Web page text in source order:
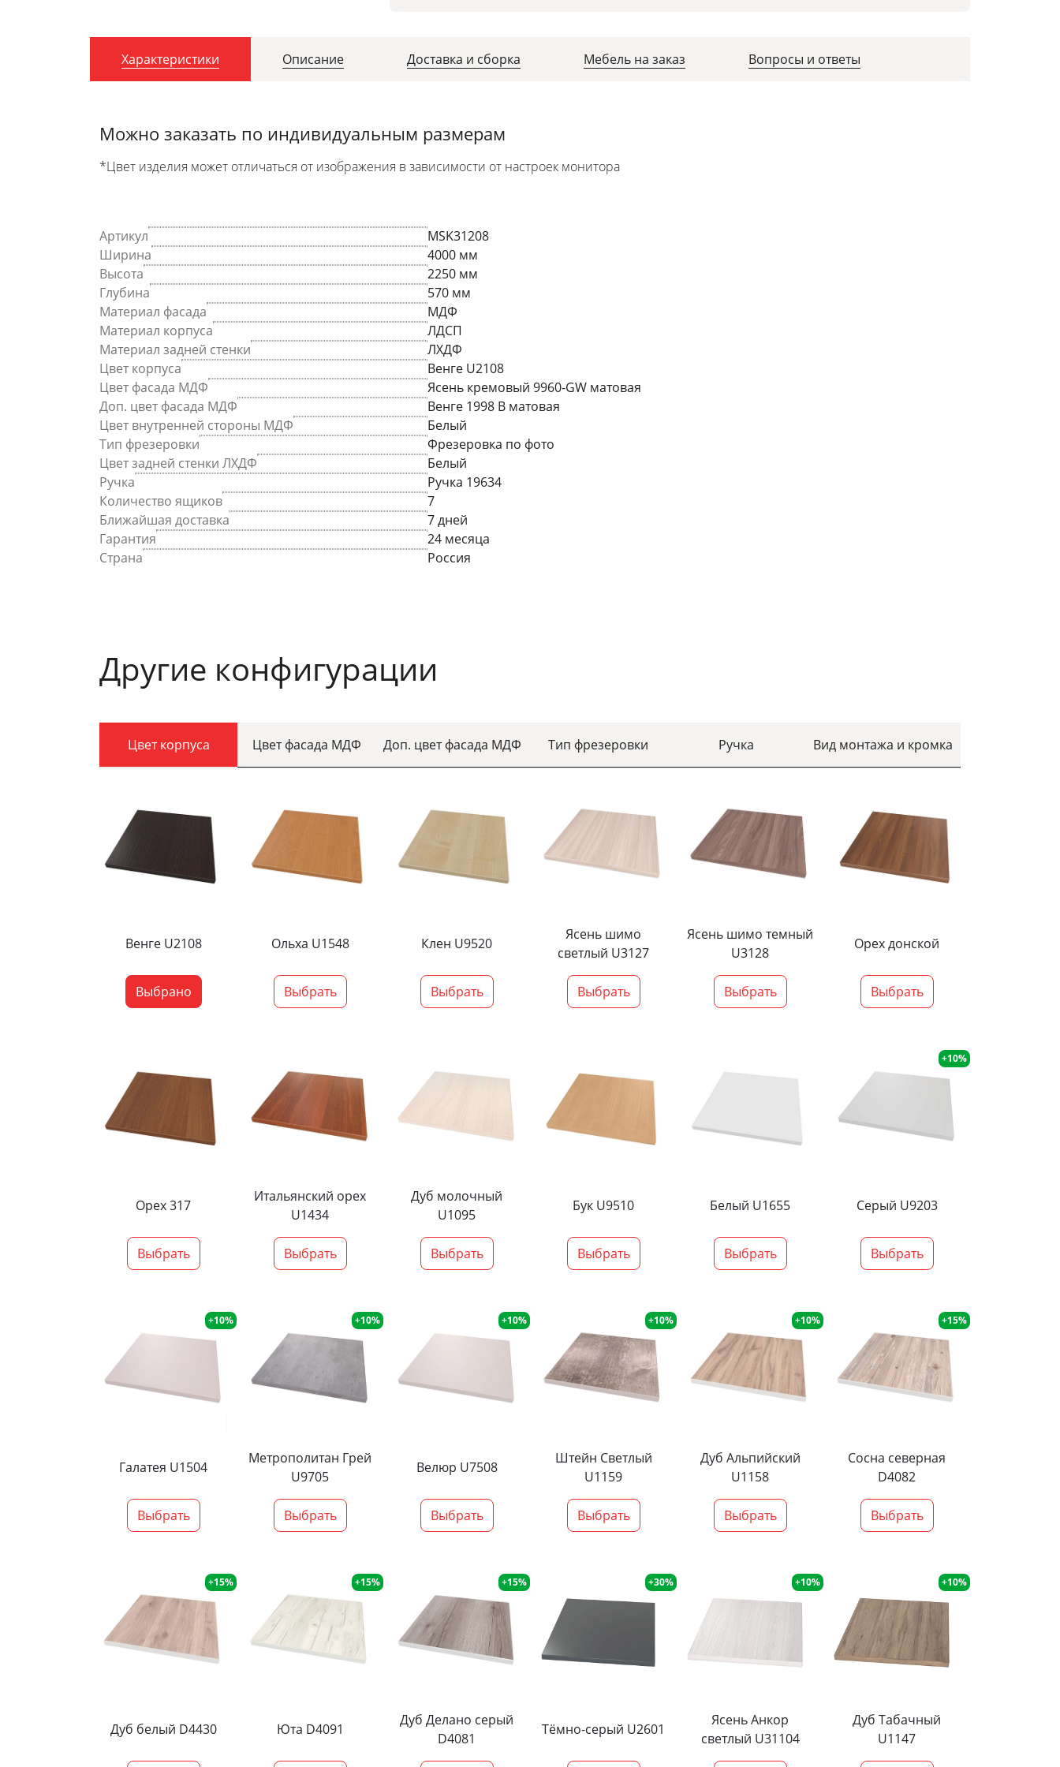
Характеристики Описание Доставка и сборка Мебель на заказ Вопросы и ответы
Можно заказать по индивидуальным размерам
*Цвет изделия может отличаться от изображения в зависимости от настроек монитора
Артикул
MSK31208
Ширина
4000 мм
Высота
2250 мм
Глубина
570 мм
Материал фасада
МДФ
Материал корпуса
ЛДСП
Материал задней стенки
ЛХДФ
Цвет корпуса
Венге U2108
Цвет фасада МДФ
Ясень кремовый 9960-GW матовая
Доп. цвет фасада МДФ
Венге 1998 B матовая
Цвет внутренней стороны МДФ
Белый
Тип фрезеровки
Фрезеровка по фото
Цвет задней стенки ЛХДФ
Белый
Ручка
Ручка 19634
Количество ящиков
7
Ближайшая доставка
7 дней
Гарантия
24 месяца
Страна
Россия
Другие конфигурации
Цвет корпуса Цвет фасада МДФ Доп. цвет фасада МДФ Тип фрезеровки Ручка Вид монтажа и кромка
Венге U2108
Выбрано
Ольха U1548
Выбрать
Клен U9520
Выбрать
Ясень шимо
светлый U3127
Выбрать
Ясень шимо темный
U3128
Выбрать
Орех донской
Выбрать
Орех 317
Выбрать
Итальянский орех
U1434
Выбрать
Дуб молочный
U1095
Выбрать
Бук U9510
Выбрать
Белый U1655
Выбрать
+10%
Серый U9203
Выбрать
+10%
Галатея U1504
Выбрать
+10%
Метрополитан Грей
U9705
Выбрать
+10%
Велюр U7508
Выбрать
+10%
Штейн Светлый
U1159
Выбрать
+10%
Дуб Альпийский
U1158
Выбрать
+15%
Сосна северная
D4082
Выбрать
+15%
Дуб белый D4430
+15%
Юта D4091
+15%
Дуб Делано серый
D4081
+30%
Тёмно-серый U2601
+10%
Ясень Анкор
светлый U31104
+10%
Дуб Табачный
U1147